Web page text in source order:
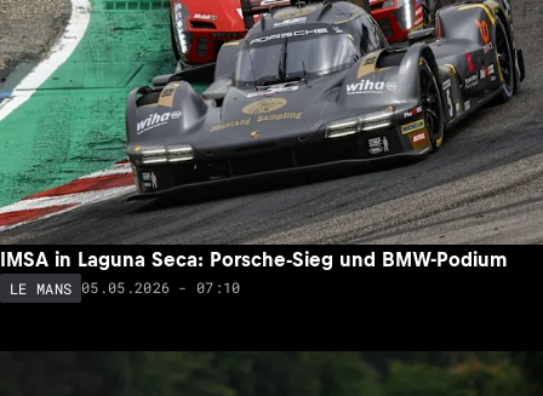
IMSA in Laguna Seca: Porsche-Sieg und BMW-Podium
LE MANS 05.05.2026 - 07:10